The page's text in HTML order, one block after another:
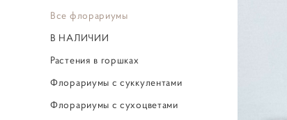
Все флорариумы
В НАЛИЧИИ
Растения в горшках
Флорариумы с суккулентами
Флорариумы с сухоцветами